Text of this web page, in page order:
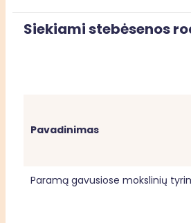
Siekiami stebėsenos
Pavadinimas
Paramą gavusiose mokslinių